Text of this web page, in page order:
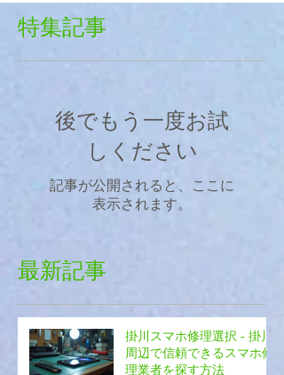
特集記事
後でもう一度お試
しください
記事が公開されると、ここに
表示されます。
最新記事
掛川スマホ修理選択 - 掛川
周辺で信頼できるスマホ修
理業者を探す方法